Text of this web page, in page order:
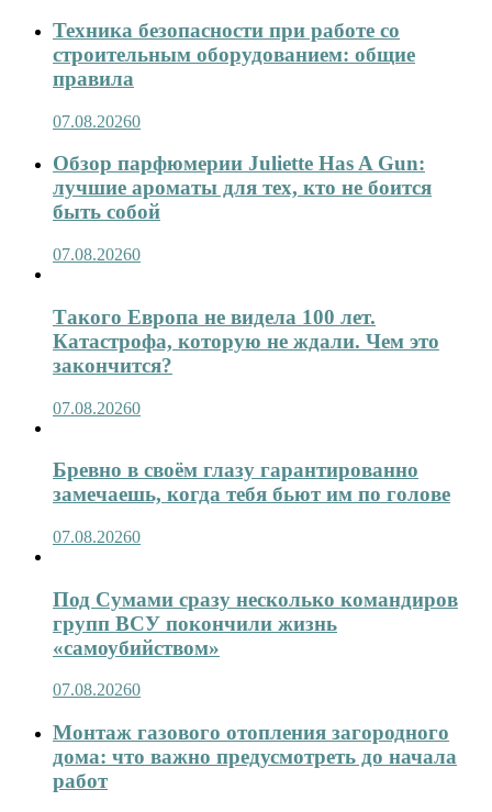
Техника безопасности при работе со
строительным оборудованием: общие
правила
07.08.20260
Обзор парфюмерии Juliette Has A Gun:
лучшие ароматы для тех, кто не боится
быть собой
07.08.20260
Такого Европа не видела 100 лет.
Катастрофа, которую не ждали. Чем это
закончится?
07.08.20260
Бревно в своём глазу гарантированно
замечаешь, когда тебя бьют им по голове
07.08.20260
Под Сумами сразу несколько командиров
групп ВСУ покончили жизнь
«самоубийством»
07.08.20260
Монтаж газового отопления загородного
дома: что важно предусмотреть до начала
работ